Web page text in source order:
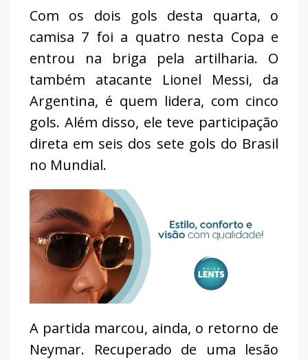
Com os dois gols desta quarta, o
camisa 7 foi a quatro nesta Copa e
entrou na briga pela artilharia. O
também atacante Lionel Messi, da
Argentina, é quem lidera, com cinco
gols. Além disso, ele teve participação
direta em seis dos sete gols do Brasil
no Mundial.
A partida marcou, ainda, o retorno de
Neymar. Recuperado de uma lesão